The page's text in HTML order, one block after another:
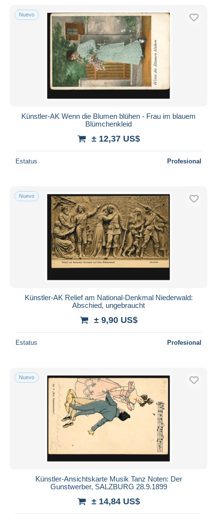
Nuevo
Künstler-AK Wenn die Blumen blühen - Frau im blauem
Blümchenkleid
± 12,37 US$
Estatus Profesional
Nuevo
Künstler-AK Relief am National-Denkmal Niederwald:
Abschied, ungebraucht
± 9,90 US$
Estatus Profesional
Nuevo
Künstler-Ansichtskarte Musik Tanz Noten: Der
Gunstwerber, SALZBURG 28.9.1899
± 14,84 US$